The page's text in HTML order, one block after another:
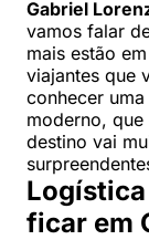
Gabriel
vamos falar
mais estão
viajantes que
conhecer
moderno, que
destino vai
ficar em